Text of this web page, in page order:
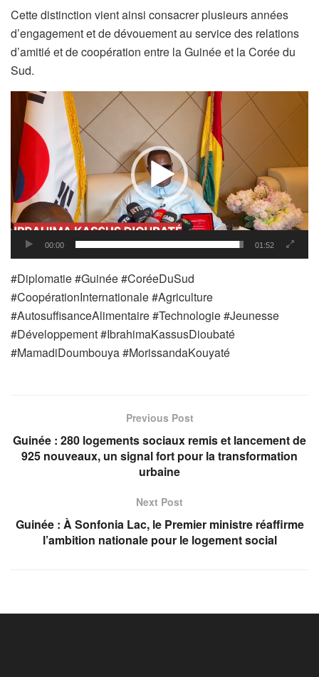
Cette distinction vient ainsi consacrer plusieurs années
d’engagement et de dévouement au service des relations
d’amitié et de coopération entre la Guinée et la Corée du
Sud.
Lecteur
vidéo
00:00 01:52
#Diplomatie #Guinée #CoréeDuSud
#CoopérationInternationale #Agriculture
#AutosuffisanceAlimentaire #Technologie #Jeunesse
#Développement #IbrahimaKassusDioubaté
#MamadiDoumbouya #MorissandaKouyaté
Previous Post
Guinée : 280 logements sociaux remis et lancement de
925 nouveaux, un signal fort pour la transformation
urbaine
Next Post
Guinée : À Sonfonia Lac, le Premier ministre réaffirme
l’ambition nationale pour le logement social